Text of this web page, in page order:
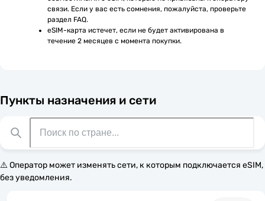
связи. Если у вас есть сомнения, пожалуйста, проверьте
раздел FAQ.
eSIM-карта истечет, если не будет активирована в
течение 2 месяцев с момента покупки.
Пункты назначения и сети
⚠️ Оператор может изменять сети, к которым подключается eSIM,
без уведомления.